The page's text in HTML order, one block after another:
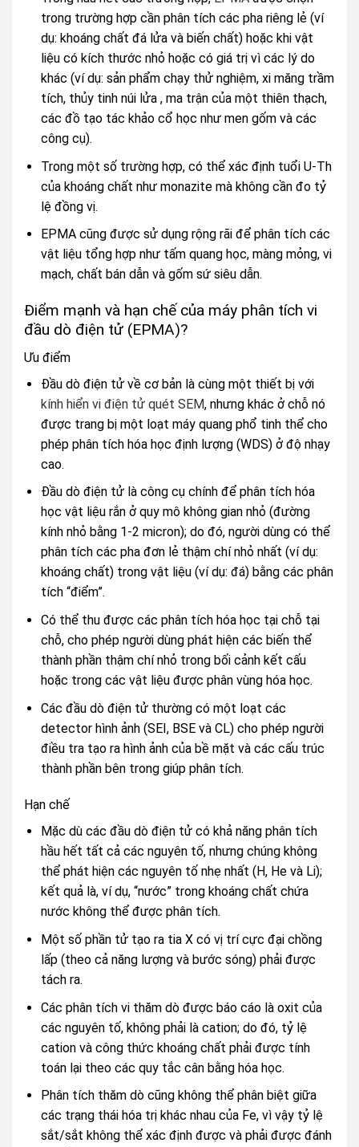
trong trường hợp cần phân tích các pha riêng lẻ (ví
dụ: khoáng chất đá lửa và biến chất) hoặc khi vật
liệu có kích thước nhỏ hoặc có giá trị vì các lý do
khác (ví dụ: sản phẩm chạy thử nghiệm, xi măng trầm
tích, thủy tinh núi lửa , ma trận của một thiên thạch,
các đồ tạo tác khảo cổ học như men gốm và các
công cụ).
Trong một số trường hợp, có thể xác định tuổi U-Th
của khoáng chất như monazite mà không cần đo tỷ
lệ đồng vị.
EPMA cũng được sử dụng rộng rãi để phân tích các
vật liệu tổng hợp như tấm quang học, màng mỏng, vi
mạch, chất bán dẫn và gốm sứ siêu dẫn.
Điểm mạnh và hạn chế của máy phân tích vi
đầu dò điện tử (EPMA)?
Ưu điểm
Đầu dò điện tử về cơ bản là cùng một thiết bị với
kính hiển vi điện tử quét SEM, nhưng khác ở chỗ nó
được trang bị một loạt máy quang phổ tinh thể cho
phép phân tích hóa học định lượng (WDS) ở độ nhạy
cao.
Đầu dò điện tử là công cụ chính để phân tích hóa
học vật liệu rắn ở quy mô không gian nhỏ (đường
kính nhỏ bằng 1-2 micron); do đó, người dùng có thể
phân tích các pha đơn lẻ thậm chí nhỏ nhất (ví dụ:
khoáng chất) trong vật liệu (ví dụ: đá) bằng các phân
tích “điểm”.
Có thể thu được các phân tích hóa học tại chỗ tại
chỗ, cho phép người dùng phát hiện các biến thể
thành phần thậm chí nhỏ trong bối cảnh kết cấu
hoặc trong các vật liệu được phân vùng hóa học.
Các đầu dò điện tử thường có một loạt các
detector hình ảnh (SEI, BSE và CL) cho phép người
điều tra tạo ra hình ảnh của bề mặt và các cấu trúc
thành phần bên trong giúp phân tích.
Hạn chế
Mặc dù các đầu dò điện tử có khả năng phân tích
hầu hết tất cả các nguyên tố, nhưng chúng không
thể phát hiện các nguyên tố nhẹ nhất (H, He và Li);
kết quả là, ví dụ, “nước” trong khoáng chất chứa
nước không thể được phân tích.
Một số phần tử tạo ra tia X có vị trí cực đại chồng
lấp (theo cả năng lượng và bước sóng) phải được
tách ra.
Các phân tích vi thăm dò được báo cáo là oxit của
các nguyên tố, không phải là cation; do đó, tỷ lệ
cation và công thức khoáng chất phải được tính
toán lại theo các quy tắc cân bằng hóa học.
Phân tích thăm dò cũng không thể phân biệt giữa
các trạng thái hóa trị khác nhau của Fe, vì vậy tỷ lệ
sắt/sắt không thể xác định được và phải được đánh